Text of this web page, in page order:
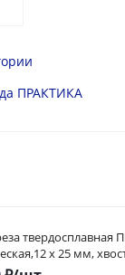
ПРАКТИКА
твердосплавная
х 25 мм,